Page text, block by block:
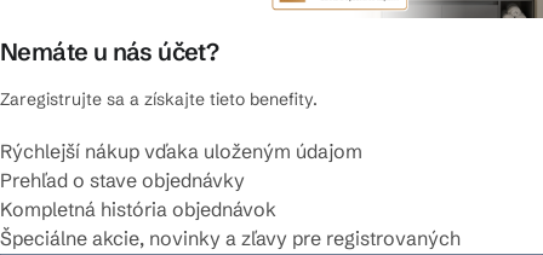
Nemáte u nás účet?
Zaregistrujte sa a získajte tieto benefity.
Rýchlejší nákup vďaka uloženým údajom
Prehľad o stave objednávky
Kompletná história objednávok
Špeciálne akcie, novinky a zľavy pre registrovaných